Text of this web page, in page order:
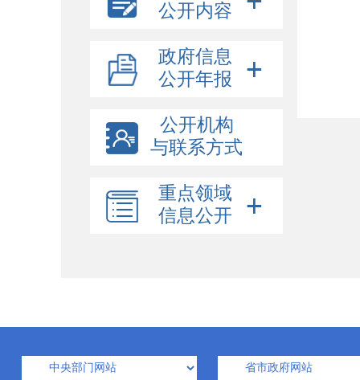
公开内容
政府信息
公开年报
公开机构
与联系方式
重点领域
信息公开